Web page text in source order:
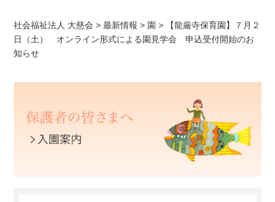
社会福祉法人 大慈会 >最新情報 > 園 >
【龍厳寺保育園】７月２
日（土） オンライン形式による園見学会 申込受付開始のお
知らせ